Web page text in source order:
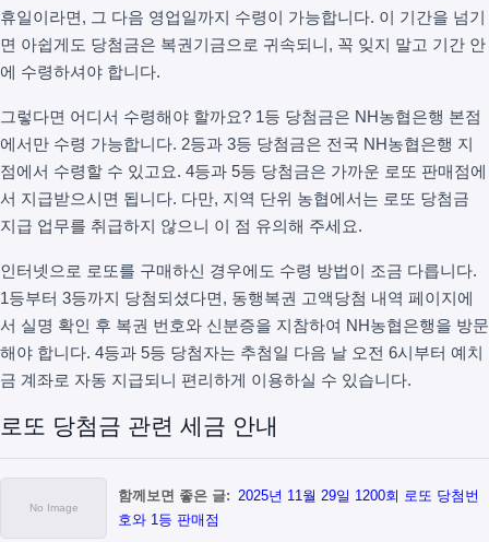
휴일이라면, 그 다음 영업일까지 수령이 가능합니다. 이 기간을 넘기
면 아쉽게도 당첨금은 복권기금으로 귀속되니, 꼭 잊지 말고 기간 안
에 수령하셔야 합니다.
그렇다면 어디서 수령해야 할까요? 1등 당첨금은 NH농협은행 본점
에서만 수령 가능합니다. 2등과 3등 당첨금은 전국 NH농협은행 지
점에서 수령할 수 있고요. 4등과 5등 당첨금은 가까운 로또 판매점에
서 지급받으시면 됩니다. 다만, 지역 단위 농협에서는 로또 당첨금
지급 업무를 취급하지 않으니 이 점 유의해 주세요.
인터넷으로 로또를 구매하신 경우에도 수령 방법이 조금 다릅니다.
1등부터 3등까지 당첨되셨다면, 동행복권 고액당첨 내역 페이지에
서 실명 확인 후 복권 번호와 신분증을 지참하여 NH농협은행을 방문
해야 합니다. 4등과 5등 당첨자는 추첨일 다음 날 오전 6시부터 예치
금 계좌로 자동 지급되니 편리하게 이용하실 수 있습니다.
로또 당첨금 관련 세금 안내
함께보면 좋은 글: 2025년 11월 29일 1200회 로또 당첨번
호와 1등 판매점